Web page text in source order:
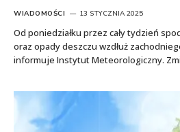
WIADOMOŚCI 13 STYCZNIA 2025
Od poniedziałku przez cały tydzień
oraz opady deszczu wzdłuż
informuje Instytut Meteorologiczny.